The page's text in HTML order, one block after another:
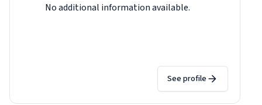
No additional information available.
See profile